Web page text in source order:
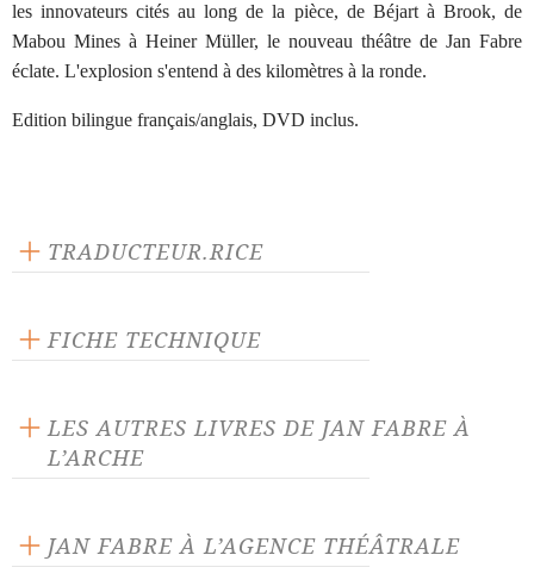
les innovateurs cités au long de la pièce, de Béjart à Brook, de
Mabou Mines à Heiner Müller, le nouveau théâtre de Jan Fabre
éclate. L'explosion s'entend à des kilomètres à la ronde.
Edition bilingue français/anglais, DVD inclus.
TRADUCTEUR.RICE
FICHE TECHNIQUE
120 pages
Prix : 29.00 €
Langue source : flamand
LES AUTRES LIVRES DE JAN FABRE À
L’ARCHE
JAN FABRE À L’AGENCE THÉÂTRALE